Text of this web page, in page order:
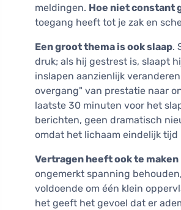
meldingen. Hoe niet constant
toegang heeft tot je zak en
Een groot thema is ook slaap.
druk; als hij gestrest is, slaapt
inslapen aanzienlijk
overgang" van prestatie naar
laatste 30 minuten voor het
berichten, geen dramatisch
omdat het lichaam eindelijk
Vertragen heeft ook te
ongemerkt spanning
voldoende om één klein
het geeft het gevoel dat er